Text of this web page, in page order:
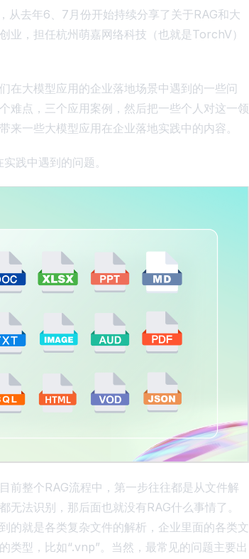
从去年6、7月份开始持续分享了关于RAG和大
业，担任杭州萌嘉网络科技（也就是TorchV）
在大模型应用的企业落地场景中遇到的一些问
难点，三个应用案例，然后把一些个人对这一领
一些大模型应用在企业落地实践中的内容。
践中遇到的问题。
前整个RAG流程中，第一步往往都是从文件解
法识别，那后面也就没有RAG什么事情了。
的就是各类复杂文件的解析，企业里面的各类文
类型，比如“.vnp”。当然，最常见的问题主要出